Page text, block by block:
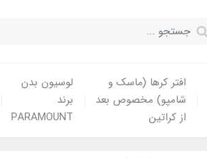
افتر کرها (ماسک و
شامپو) مخصوص بعد
از کراتین
لوسیون بدن
برند
PARAMOUNT